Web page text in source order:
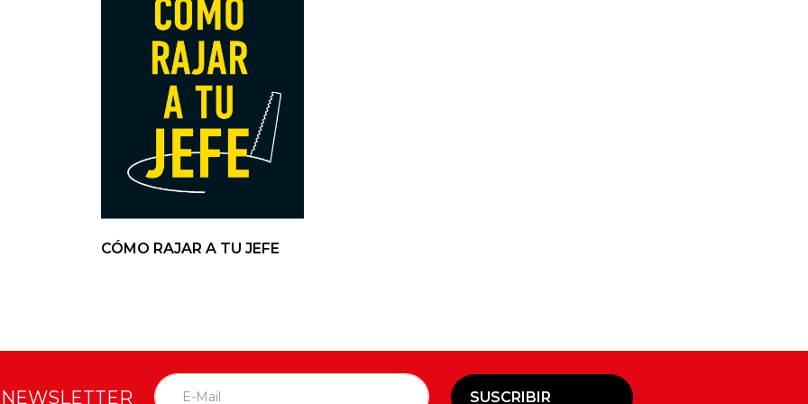
CÓMO RAJAR A TU JEFE
SUSCRIBIR